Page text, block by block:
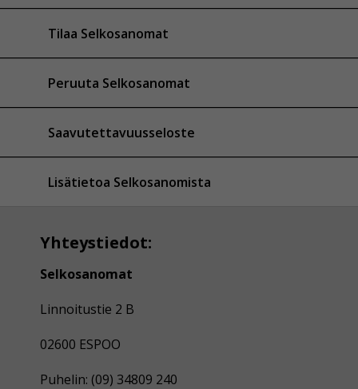
Tilaa Selkosanomat
Peruuta Selkosanomat
Saavutettavuusseloste
Lisätietoa Selkosanomista
Yhteystiedot:
Selkosanomat
Linnoitustie 2 B
02600 ESPOO
Puhelin: (09) 34809 240